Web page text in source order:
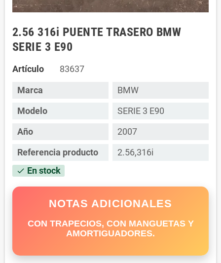
2.56 316i PUENTE TRASERO BMW
SERIE 3 E90
Artículo 83637
Marca
BMW
Modelo
SERIE 3 E90
Año
2007
Referencia producto
2.56,316i
check En stock
NOTAS ADICIONALES
CON TRAPECIOS, CON MANGUETAS Y
AMORTIGUADORES.